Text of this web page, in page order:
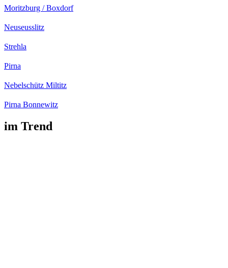
Moritzburg / Boxdorf
Neuseusslitz
Strehla
Pirna
Nebelschütz Miltitz
Pirna Bonnewitz
im Trend